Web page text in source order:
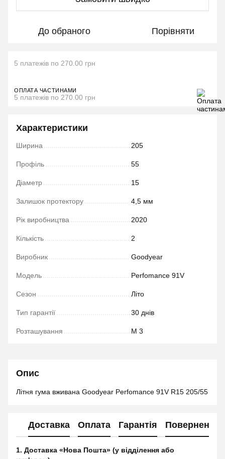
До обраного Порівняти
5 платежів по 270.00 грн
ОПЛАТА ЧАСТИНАМИ
5 платежів по 270.00 грн
Характеристики
Ширина 205
Профіль 55
Діаметр 15
Залишок протектору 4,5 мм
Рік виробництва 2020
Кількість 2
Виробник Goodyear
Модель Perfomance 91V
Сезон Літо
Тип гарантії 30 днів
Розташування М 3
Опис
Літня гума вживана Goodyear Perfomance 91V R15 205/55
Доставка Оплата Гарантія Повернення
1. Доставка «Нова Пошта» (у відділення або